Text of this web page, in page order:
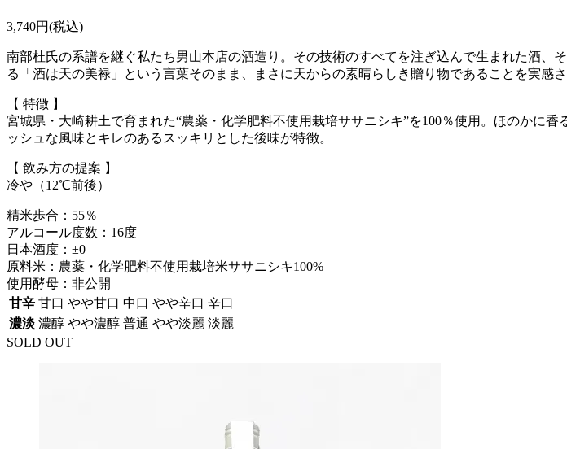
3,740円(税込)
南部杜氏の系譜を継ぐ私たち男山本店の酒造り。その技術のすべてを注ぎ込んで生まれた酒
る「酒は天の美禄」という言葉そのまま、まさに天からの素晴らしき贈り物であることを実感さ
【 特徴 】
宮城県・大崎耕土で育まれた“農薬・化学肥料不使用栽培ササニシキ”を100％使用。ほのかに
ッシュな風味とキレのあるスッキリとした後味が特徴。
【 飲み方の提案 】
冷や（12℃前後）
精米歩合：55％
アルコール度数：16度
日本酒度：±0
原料米：農薬・化学肥料不使用栽培米ササニシキ100%
使用酵母：非公開
甘辛 甘口 やや甘口 中口 やや辛口 辛口
濃淡 濃醇 やや濃醇 普通 やや淡麗 淡麗
SOLD OUT